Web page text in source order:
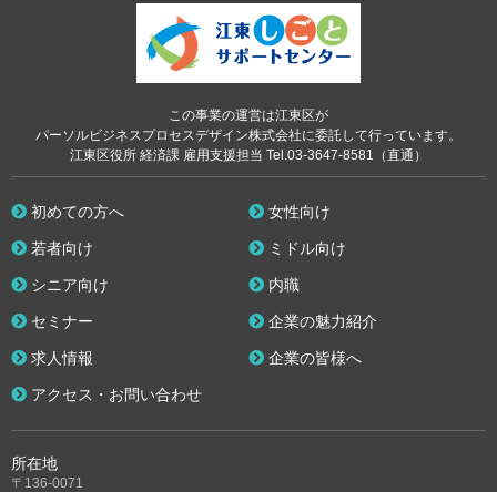
この事業の運営は江東区が
パーソルビジネスプロセスデザイン株式会社に委託して行っています。
江東区役所 経済課 雇用支援担当 Tel.03-3647-8581（直通）
所在地
〒136-0071
初めての方へ 女性向け
若者向け ミドル向け
シニア向け 内職
セミナー 企業の魅力紹介
求人情報 企業の皆様へ
アクセス・お問い合わせ